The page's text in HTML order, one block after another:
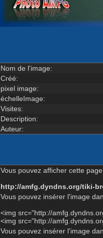
Nom de l'image:
Créé:
pixel image:
échelleImage:
Visites:
Description:
Auteur:
Vous pouvez afficher cette
http://amfg.dyndns.org/tiki-
Vous pouvez insérer l'image
<img src="http://
<img src="http://
Vous pouvez insérer l'image